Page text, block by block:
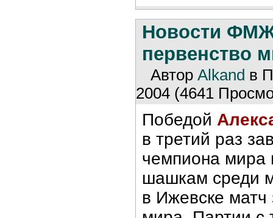
Новости
первенство
Автор Alkand в
2004 (4641
Победой
в третий раз
чемпиона
шашкам среди
в Ижевске матч